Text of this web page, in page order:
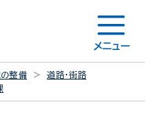
メニュー
整備
道路・街路